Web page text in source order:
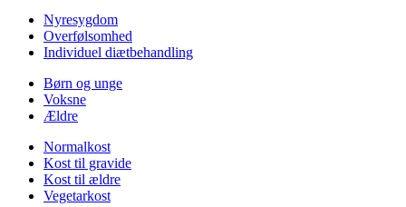
Nyresygdom
Overfølsomhed
Individuel diætbehandling
Børn og unge
Voksne
Ældre
Normalkost
Kost til gravide
Kost til ældre
Vegetarkost